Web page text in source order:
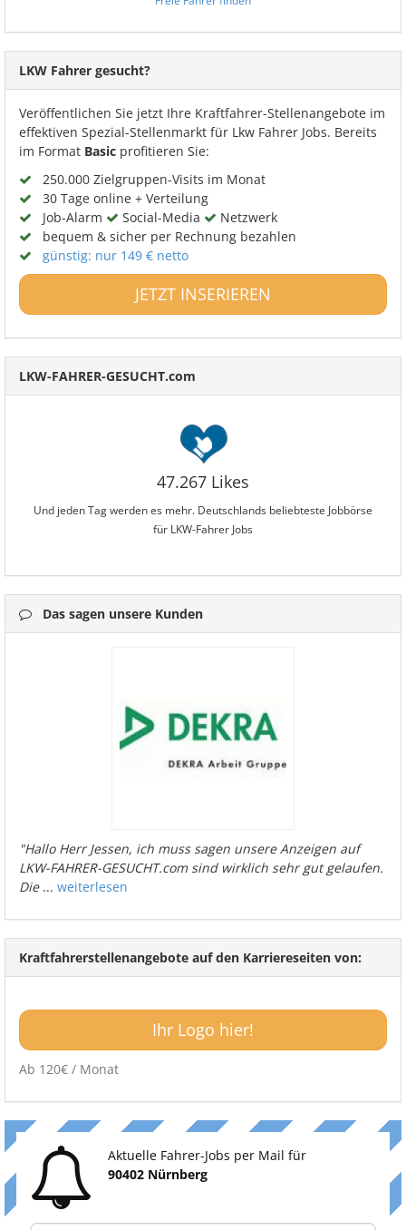
LKW Fahrer gesucht?
Veröffentlichen Sie jetzt Ihre Kraftfahrer-Stellenangebote im
effektiven Spezial-Stellenmarkt für Lkw Fahrer Jobs. Bereits
im Format Basic profitieren Sie:
250.000 Zielgruppen-Visits im Monat
30 Tage online + Verteilung
Job-Alarm
Social-Media
Netzwerk
bequem & sicher per Rechnung bezahlen
günstig: nur 149 € netto
JETZT INSERIEREN
LKW-FAHRER-GESUCHT.com
47.267 Likes
Und jeden Tag werden es mehr. Deutschlands beliebteste Jobbörse
für LKW-Fahrer Jobs
Das sagen unsere Kunden
"Hallo Herr Jessen, ich muss sagen unsere Anzeigen auf
LKW-FAHRER-GESUCHT.com sind wirklich sehr gut gelaufen.
Die... weiterlesen
Kraftfahrerstellenangebote auf den Karriereseiten von:
Ihr Logo hier!
Ab 120€ / Monat
Aktuelle Fahrer-Jobs per Mail für
90402 Nürnberg